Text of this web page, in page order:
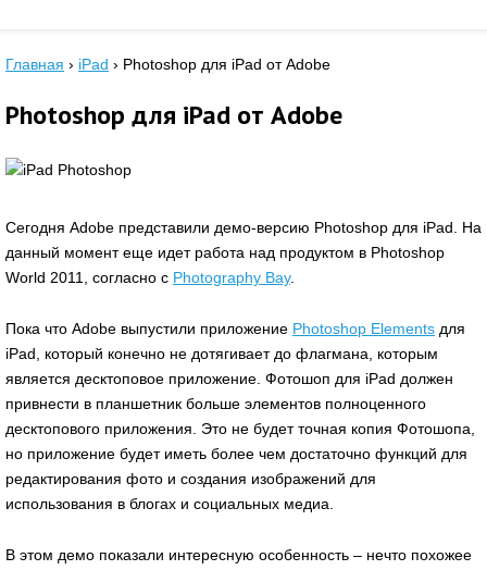
Главная › iPad › Photoshop для iPad от Adobe
Photoshop для iPad от Adobe
Сегодня Adobe представили демо-версию Photoshop для iPad. На
данный момент еще идет работа над продуктом в Photoshop
World 2011, согласно с Photography Bay.
Пока что Adobe выпустили приложение Photoshop Elements для
iPad, который конечно не дотягивает до флагмана, которым
является десктоповое приложение. Фотошоп для iPad должен
привнести в планшетник больше элементов полноценного
десктопового приложения. Это не будет точная копия Фотошопа,
но приложение будет иметь более чем достаточно функций для
редактирования фото и создания изображений для
использования в блогах и социальных медиа.
В этом демо показали интересную особенность – нечто похожее